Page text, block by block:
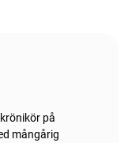
på
mångårig